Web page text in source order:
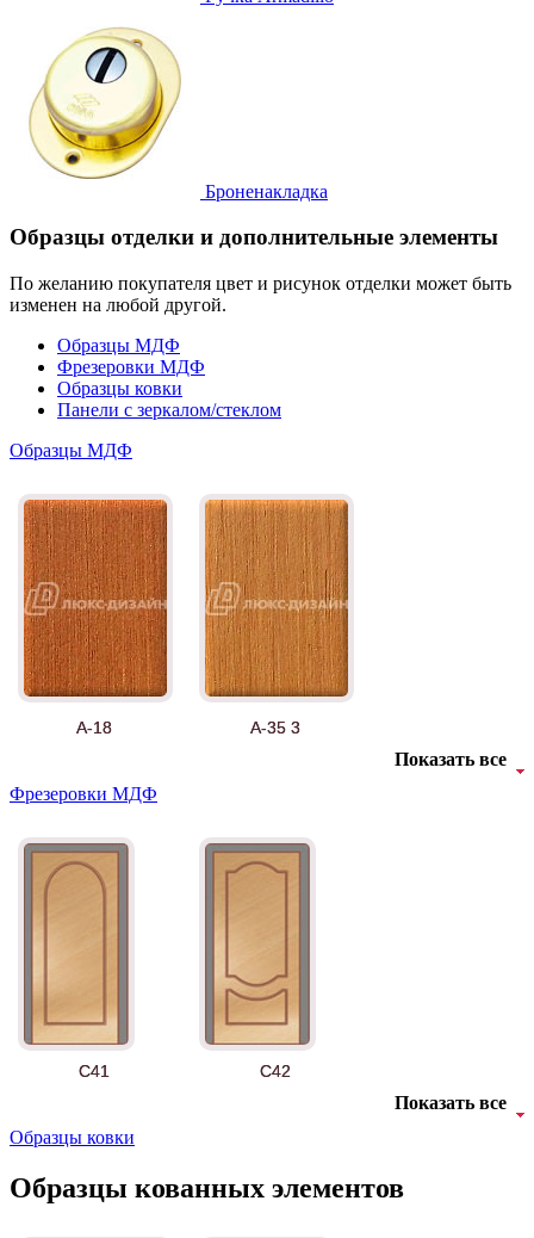
Броненакладка
Образцы отделки и дополнительные элементы
По желанию покупателя цвет и рисунок отделки может быть
изменен на любой другой.
Образцы МДФ
Фрезеровки МДФ
Образцы ковки
Панели с зеркалом/стеклом
Образцы МДФ
А-18 А-35 3
Б-35 3
Показать все
Фрезеровки МДФ
C41 C42
Показать все
Образцы ковки
Образцы кованных элементов